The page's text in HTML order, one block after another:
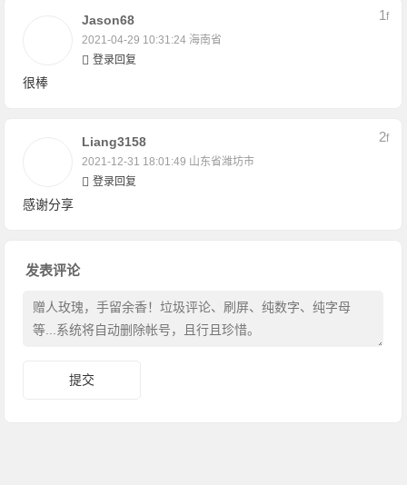
Jason68
2021-04-29 10:31:24 海南省
1F
登录回复
很棒
Liang3158
2021-12-31 18:01:49 山东省潍坊市
2F
登录回复
感谢分享
发表评论